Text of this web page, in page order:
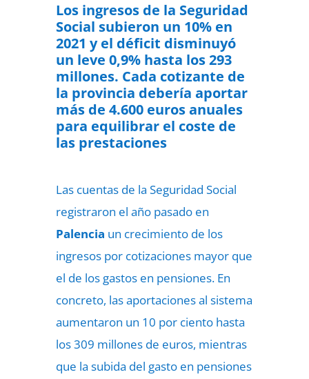
Los ingresos de la Seguridad
Social subieron un 10% en
2021 y el déficit disminuyó
un leve 0,9% hasta los 293
millones. Cada cotizante de
la provincia debería aportar
más de 4.600 euros anuales
para equilibrar el coste de
las prestaciones
Las cuentas de la Seguridad Social
registraron el año pasado en
Palencia un crecimiento de los
ingresos por cotizaciones mayor que
el de los gastos en pensiones. En
concreto, las aportaciones al sistema
aumentaron un 10 por ciento hasta
los 309 millones de euros, mientras
que la subida del gasto en pensiones